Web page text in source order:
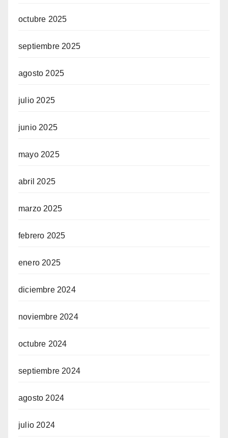
octubre 2025
septiembre 2025
agosto 2025
julio 2025
junio 2025
mayo 2025
abril 2025
marzo 2025
febrero 2025
enero 2025
diciembre 2024
noviembre 2024
octubre 2024
septiembre 2024
agosto 2024
julio 2024